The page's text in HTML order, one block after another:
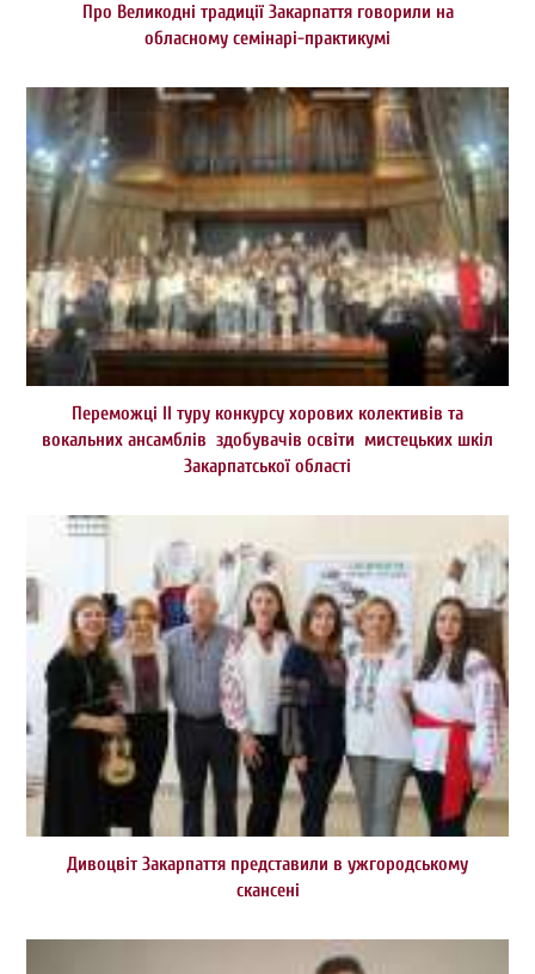
Про Великодні традиції Закарпаття говорили на
обласному семінарі-практикумі
Переможці ІІ туру конкурсу хорових колективів та
вокальних ансамблів здобувачів освіти мистецьких шкіл
Закарпатської області
Дивоцвіт Закарпаття представили в ужгородському
скансені